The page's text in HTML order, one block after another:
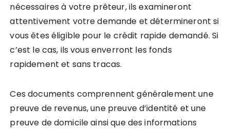
nécessaires à votre prêteur, ils examineront
attentivement votre demande et détermineront si
vous êtes éligible pour le crédit rapide demandé. Si
c’est le cas, ils vous enverront les fonds
rapidement et sans tracas.
Ces documents comprennent généralement une
preuve de revenus, une preuve d’identité et une
preuve de domicile ainsi que des informations